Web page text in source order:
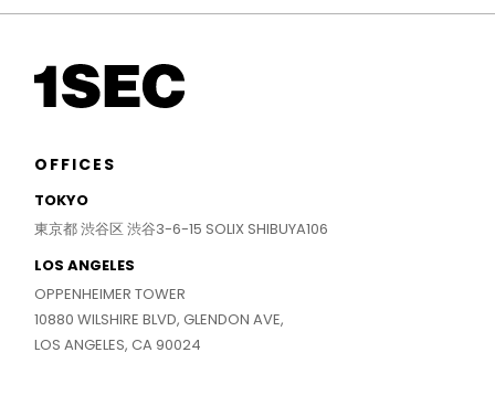
OFFICES
TOKYO
東京都 渋谷区 渋谷3-6-15 SOLIX SHIBUYA106
LOS ANGELES
OPPENHEIMER TOWER
10880 WILSHIRE BLVD, GLENDON AVE,
LOS ANGELES, CA 90024